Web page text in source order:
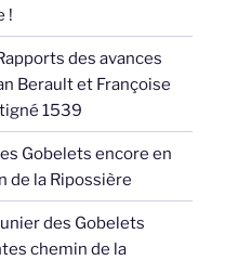
!
des avances
Berault et Françoise
1539
Gobelets encore en
de la Ripossière
des Gobelets
chemin de la